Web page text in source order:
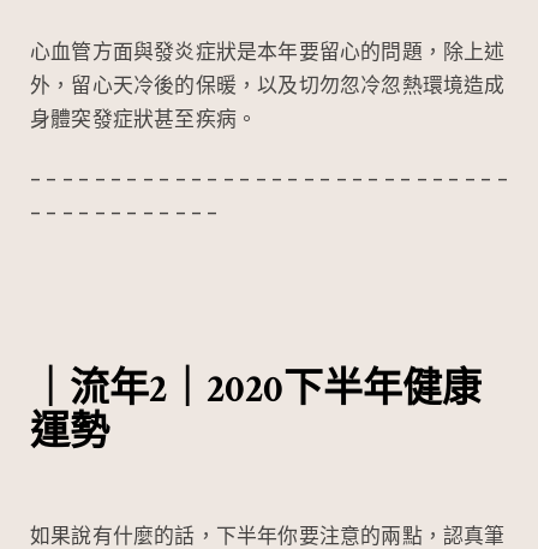
心血管方面與發炎症狀是本年要留心的問題，除上述
外，留心天冷後的保暖，以及切勿忽冷忽熱環境造成
身體突發症狀甚至疾病。
– – – – – – – – – – – – – – – – – – – – – – – – – – – – – –
– – – – – – – – – – – –
｜流年2｜2020下半年健康
運勢
如果說有什麼的話，下半年你要注意的兩點，認真筆